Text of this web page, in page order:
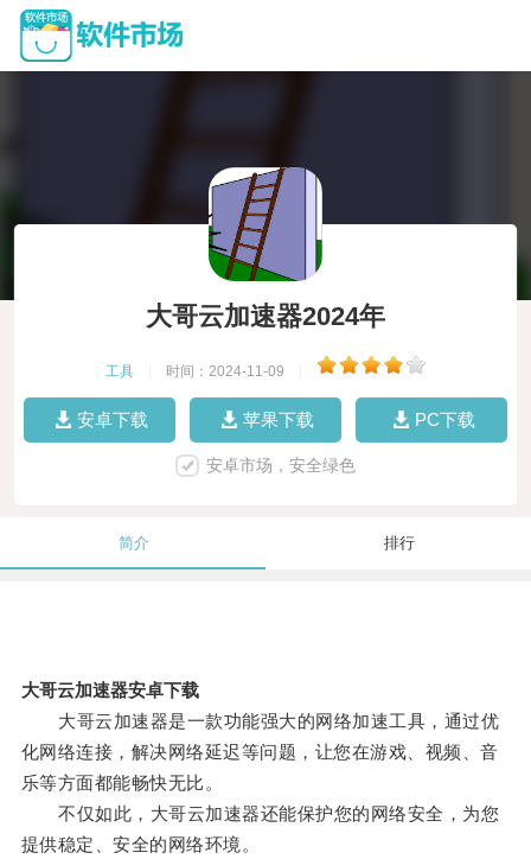
大哥云加速器2024年
工具 时间：2024-11-09
安卓下载 苹果下载 PC下载
安卓市场，安全绿色
简介 排行
大哥云加速器安卓下载
大哥云加速器是一款功能强大的网络加速工具，通过优
化网络连接，解决网络延迟等问题，让您在游戏、视频、音
乐等方面都能畅快无比。
不仅如此，大哥云加速器还能保护您的网络安全，为您
提供稳定、安全的网络环境。